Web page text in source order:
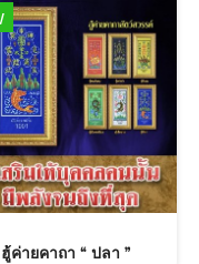
ฮู้ค่ายคาถา “ ปลา ”